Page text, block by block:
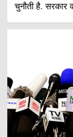
चुनौती है. सरकार